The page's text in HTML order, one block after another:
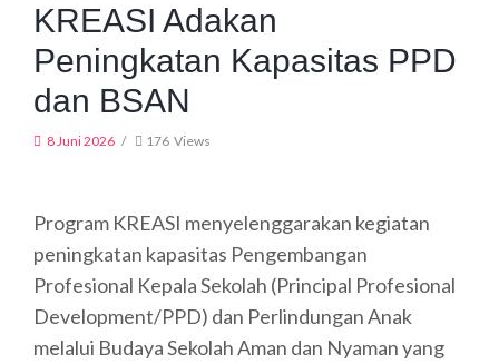
KREASI Adakan
Peningkatan Kapasitas PPD
dan BSAN
8 Juni 2026 176 Views
Program KREASI menyelenggarakan kegiatan
peningkatan kapasitas Pengembangan
Profesional Kepala Sekolah (Principal Profesional
Development/PPD) dan Perlindungan Anak
melalui Budaya Sekolah Aman dan Nyaman yang